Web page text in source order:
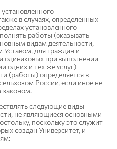
установленного
в случаях, определенных
установленного
работы (оказывать
видам деятельности,
для граждан и
одинаковых при выполнении
одних и тех же услуг)
(работы) определяется в
России, если иное не
законом.
следующие виды
не являющиеся основными
поскольку это служит
создан Университет, и